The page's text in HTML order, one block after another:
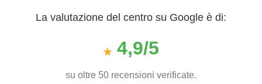
La valutazione del centro su Google è di:
4,9/5
su oltre 50 recensioni verificate.